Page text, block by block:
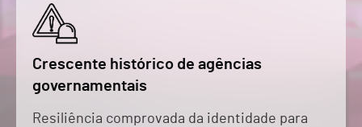
Crescente histórico de agências
governamentais
Resiliência comprovada da identidade para